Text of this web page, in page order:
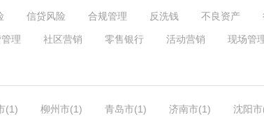
信贷风险 合规管理 反洗钱 不良资产
理 社区营销 零售银行 活动营销 现场管
(1) 柳州市(1) 青岛市(1) 济南市(1) 沈阳